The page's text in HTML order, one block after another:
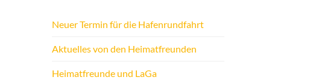
Neuer Termin für die Hafenrundfahrt
Aktuelles von den Heimatfreunden
Heimatfreunde und LaGa